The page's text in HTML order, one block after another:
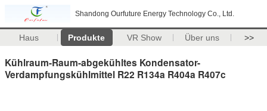
Shandong Ourfuture Energy Technology Co., Ltd.
Haus Produkte VR Show Über uns >>
Kühlraum-Raum-abgekühltes Kondensator-
Verdampfungskühlmittel R22 R134a R404a R407c